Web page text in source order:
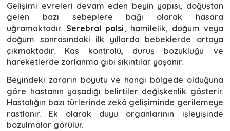
Gelişimi evreleri devam eden beyin yapısı, doğuştan
gelen bazı sebeplere bağı olarak hasara
uğramaktadır.Serebral palsi, hamilelik, doğum veya
doğum sonrasındaki ilk yıllarda bebeklerde ortaya
çıkmaktadır. Kas kontrolü, duruş bozukluğu ve
hareketlerde zorlanma gibi sıkıntılar yaşanır.
Beyindeki zararın boyutu ve hangi bölgede olduğuna
göre hastanın yaşadığı belirtiler değişkenlik gösterir.
Hastalığın bazı türlerinde zekâ gelişiminde gerilemeye
rastlanır. Ek olarak duyu organlarının işleyişinde
bozulmalar görülür.